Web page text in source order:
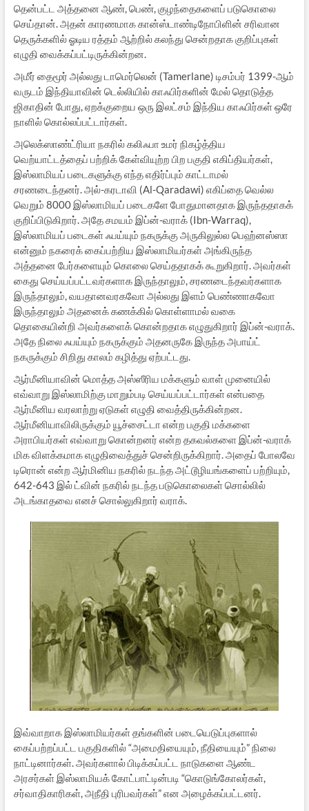
தென்பட்ட அத்தனை ஆண், பெண், குழந்தைகளைப் படுகொலை
செய்தான். அதன் காரணமாக கான்ஸ்டாண்டிநோபிளின் சரிவான
தெருக்களில் ஓடிய ரத்தம் ஆற்றில் கலந்து சென்றதாக குறிப்புகள்
எழுதி வைக்கப்பட்டிருக்கின்றன.
அமீர் தைமூர் அல்லது டாமெர்லென் (Tamerlane) டிசம்பர் 1399-ஆம்
வருடம் இந்தியாவின் டெல்லியில் காஃபிர்களின் மேல் தொடுத்த
ஜிகாதின் போது, ஏறக்குறைய ஒரு இலட்சம் இந்திய காஃபிர்கள் ஒரே
நாளில் கொல்லப்பட்டார்கள்.
அலெக்ஸாண்ட்ரியா நகரில் கலிஃபா உமர் நிகழ்த்திய
வெற்யாட்டத்தைப் பற்றிக் கேள்வியுற்ற பிற பகுதி எகிப்தியர்கள்,
இஸ்லாமியப் படைகளுக்கு எந்த எதிர்ப்பும் காட்டாமல்
சரணடைந்தனர். அல்-கரடாவி (Al-Qaradawi) எகிப்தை வெல்ல
வெறும் 8000 இஸ்லாமியப் படைகளே போதுமானதாக இருந்ததாகக்
குறிப்பிடுகிறார். அதே சமயம் இப்ன்-வராக் (Ibn-Warraq),
இஸ்லாமியப் படைகள் ஃபய்யும் நகருக்கு அருகிலுல்ல பெஹ்னஸ்ஸா
என்னும் நகரைக் கைப்பற்றிய இஸ்லாமியர்கள் அங்கிருந்த
அத்தனை பேர்களையும் கொலை செய்ததாகக் கூறுகிறார். அவர்கள்
கைது செய்யப்பட்டவர்களாக இருந்தாலும், சரணடைந்தவர்களாக
இருந்தாலும், வயதானவரகவோ அல்லது இளம் பெண்ணாகவோ
இருந்தாலும் அதனைக் கணக்கில் கொள்ளாமல் வகை
தொகையின்றி அவர்களைக் கொன்றதாக எழுதுகிறார் இப்ன்-வராக்.
அதே நிலை ஃபய்யும் நகருக்கும் அதனருகே இருந்த அபாய்ட்
நகருக்கும் சிறிது காலம் கழித்து ஏற்பட்டது.
ஆர்மீனியாவின் மொத்த அஸ்ஸீரிய மக்களும் வாள் முனையில்
எவ்வாறு இஸ்லாமிற்கு மாறும்படி செய்யப்பட்டார்கள் என்பதை
ஆர்மீனிய வரலாற்று ஏடுகள் எழுதி வைத்திருக்கின்றன.
ஆர்மீனியாவிலிருக்கும் யூச்சைட்டா என்ற பகுதி மக்களை
அராபியர்கள் எவ்வாறு கொன்றனர் என்ற தகவல்களை இப்ன்-வராக்
மிக விளக்கமாக எழுதிவைத்துச் சென்றிருக்கிறார். அதைப் போலவே
டிரொன் என்ற ஆர்மினிய நகரில் நடந்த அட்டூழியங்களைப் பற்றியும்,
642-643 இல் ட்வின் நகரில் நடந்த படுகொலைகள் சொல்லில்
அடங்காதவை எனச் சொல்லுகிறார் வராக்.
இவ்வாறாக இஸ்லாமியர்கள் தங்களின் படையெடுப்புகளால்
கைப்பற்றப்பட்ட பகுதிகளில் “அமைதியையும், நீதியையும்” நிலை
நாட்டினார்கள். அவர்களால் பிடிக்கப்பட்ட நாடுகளை ஆண்ட
அரசர்கள் இஸ்லாமியக் கோட்பாட்டின்படி “கொடுங்கோலர்கள்,
சர்வாதிகாரிகள், அநீதி புரிபவர்கள்” என அழைக்கப்பட்டனர்.